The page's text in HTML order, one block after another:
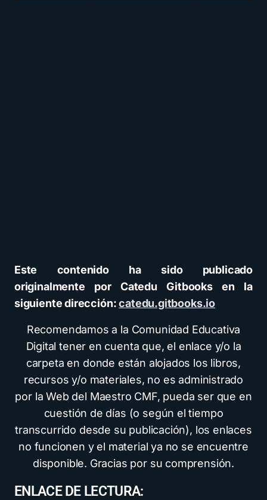
Este contenido ha sido publicado
originalmente por Catedu Gitbooks en la
siguiente dirección:catedu.gitbooks.io
Recomendamos a la Comunidad Educativa
Digital tener en cuenta que, el enlace y/o la
carpeta en donde están alojados los libros,
recursos y/o materiales, no es administrado
por la Web del Maestro CMF, pueda ser que en
cuestión de días (o según el tiempo
transcurrido desde su publicación), los enlaces
no funcionen y el material ya no se encuentre
disponible. Gracias por su comprensión.
ENLACE DE LECTURA: